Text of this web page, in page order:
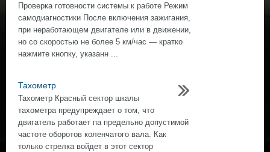
Проверка готовности системы к работе Режим
самодиагностики После включения зажигания,
при неработающем двигателе или в движении,
но со скоростью не более 5 км/час — кратко
нажмите кнопку, указанн ...
Тахометр
Тахометр Красный сектор шкалы
тахометра предупреждает о том, что
двигатель работает па предельно допустимой
частоте оборотов коленчатого вала. Как
только стрелка войдет в этот сектор